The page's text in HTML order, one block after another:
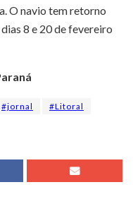
O navio tem retorno
8 e 20 de fevereiro
#jornal
#Litoral